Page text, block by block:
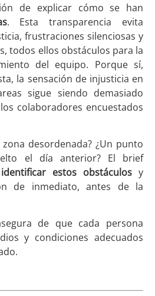
de explicar cómo se han
. Esta transparencia evita
frustraciones silenciosas y
todos ellos obstáculos para la
del equipo. Porque sí,
la sensación de injusticia en
sigue siendo demasiado
colaboradores encuestados
desordenada? ¿Un punto
el día anterior? El brief
identificar estos obstáculos y
de inmediato, antes de la
de que cada persona
y condiciones adecuados